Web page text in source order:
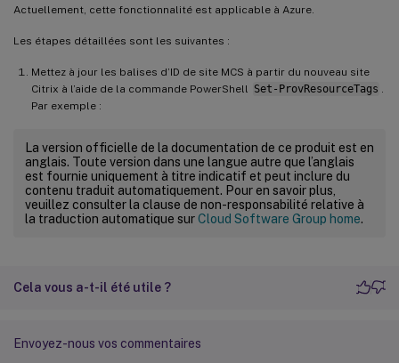
Actuellement, cette fonctionnalité est applicable à Azure.
Les étapes détaillées sont les suivantes :
Mettez à jour les balises d’ID de site MCS à partir du nouveau site
Citrix à l’aide de la commande PowerShell Set-ProvResourceTags .
Par exemple :
La version officielle de la documentation de ce produit est en
anglais. Toute version dans une langue autre que l’anglais
est fournie uniquement à titre indicatif et peut inclure du
contenu traduit automatiquement. Pour en savoir plus,
veuillez consulter la clause de non-responsabilité relative à
la traduction automatique surCloud Software Group home.
Cela vous a-t-il été utile ?
Envoyez-nous vos commentaires